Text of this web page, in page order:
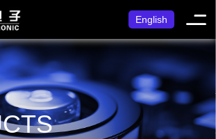
English